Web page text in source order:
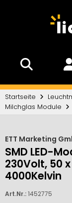
Startseite
Milchglas Module
ETT Marketing
SMD LED-
230Volt, 50
4000Kelvin
Art.Nr.:1452775